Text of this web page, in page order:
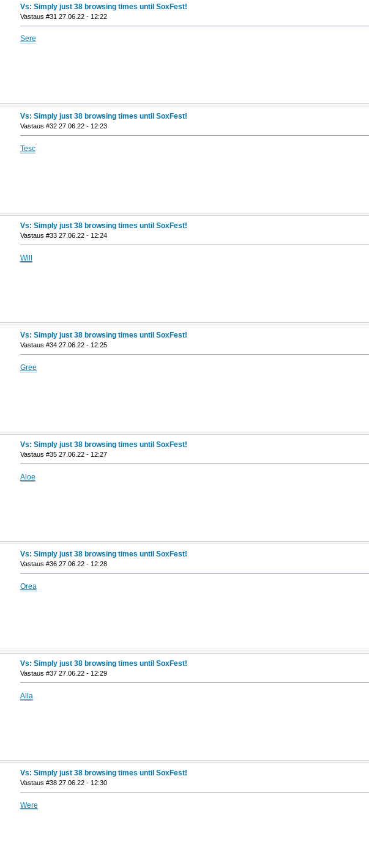
Vs: Simply just 38 browsing times until SoxFest!
Vastaus #31 27.06.22 - 12:22
Sere
Vs: Simply just 38 browsing times until SoxFest!
Vastaus #32 27.06.22 - 12:23
Tesc
Vs: Simply just 38 browsing times until SoxFest!
Vastaus #33 27.06.22 - 12:24
Will
Vs: Simply just 38 browsing times until SoxFest!
Vastaus #34 27.06.22 - 12:25
Gree
Vs: Simply just 38 browsing times until SoxFest!
Vastaus #35 27.06.22 - 12:27
Aloe
Vs: Simply just 38 browsing times until SoxFest!
Vastaus #36 27.06.22 - 12:28
Orea
Vs: Simply just 38 browsing times until SoxFest!
Vastaus #37 27.06.22 - 12:29
Alla
Vs: Simply just 38 browsing times until SoxFest!
Vastaus #38 27.06.22 - 12:30
Were